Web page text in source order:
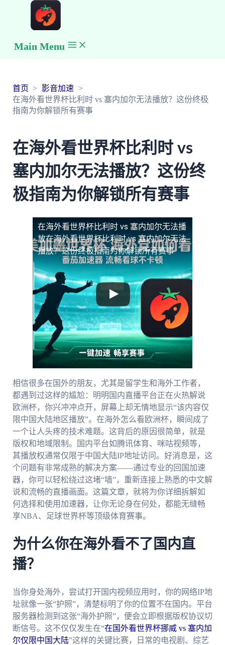
Main Menu
首页
影音加速
在海外看世界杯比利时 vs 塞内加尔无法播放？这份终极
指南为你解锁所有赛事
在海外看世界杯比利时 vs
塞内加尔无法播放？这份终
极指南为你解锁所有赛事
在海外看世界杯比利时 vs 塞内加尔无法播
放在海外看世界杯比利时 vs 塞内加尔无法
播放？这份终极指南为你解锁所有赛事
相信很多在国外的朋友，尤其是留学生和海外工作者，
都遇到过这样的尴尬：明明国内直播平台正在火热解说
欧洲杯，你兴冲冲点开，屏幕上却无情地显示“该内容仅
限中国大陆地区播放”。在海外怎么看欧洲杯，瞬间成了
一个让人头疼的技术难题。这背后的原因很简单，就是
版权和地域限制。国内平台如腾讯体育、咪咕视频等，
其播放权通常仅限于中国大陆IP地址访问。好消息是，这
个问题有非常成熟的解决方案——通过专业的回国加速
器，你可以轻松绕过这堵“墙”，重新连接上熟悉的中文解
说和流畅的直播画面。这篇文章，就将为你详细拆解如
何选择和使用加速器，让你无论身在何处，都能无缝畅
享NBA、足球世界杯等顶级体育赛事。
为什么你在海外看不了国内直
播？
当你身处海外，尝试打开国内视频应用时，你的网络IP地
址就像一张“护照”，清楚标明了你的位置不在国内。平台
服务器检测到这张“海外护照”，便会立即根据版权协议切
断信号。这不仅仅发生在“在国外看世界杯挪威 vs 塞内加
尔仅限中国大陆”这样的关键比赛，日常的电视剧、综艺